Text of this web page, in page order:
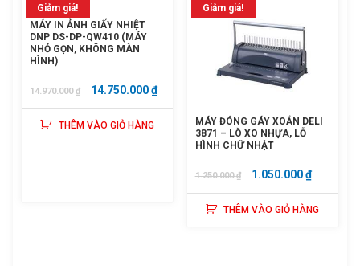
Giảm giá!
MÁY IN ẢNH GIẤY NHIỆT
DNP DS-DP-QW410 (MÁY
NHỎ GỌN, KHÔNG MÀN
HÌNH)
14.970.000₫
GIÁ
GỐC
LÀ:
14.750.000₫GIÁ
HIỆN
14.750.000 ₫.
THÊM VÀO GIỎ HÀNG
Giảm giá!
MÁY ĐÓNG GÁY XOẮN DELI
3871 – LÒ XO NHỰA, LỖ
HÌNH CHỮ NHẬT
1.250.000₫
GIÁ
GỐC
LÀ:
1.050.000₫GIÁ
HIỆN
TẠI
THÊM VÀO GIỎ HÀNG